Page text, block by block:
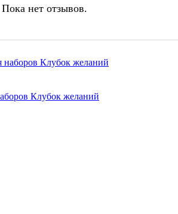
Пока нет отзывов.
Клубок желаний